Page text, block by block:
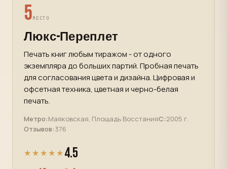
5МЕСТО
Люкс-Переплет
Печать книг любым тиражом - от одного
экземпляра до больших партий. Пробная печать
для согласования цвета и дизайна. Цифровая и
офсетная техника, цветная и черно-белая
печать.
Метро:Маяковская, Площадь ВосстанияС:2005 г.
Отзывов:376
★★★★★ 4.5